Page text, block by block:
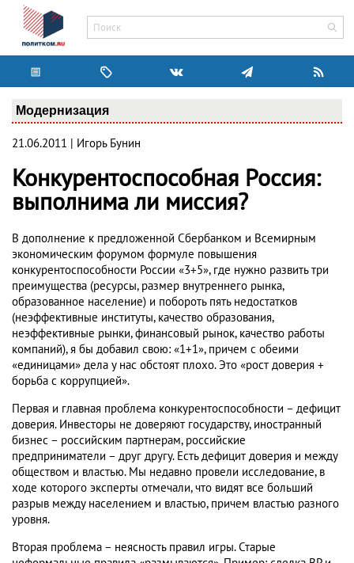
Модернизация
21.06.2011 | Игорь Бунин
Конкурентоспособная Россия:
выполнима ли миссия?
В дополнение к предложенной Сбербанком и Всемирным
экономическим форумом формуле повышения
конкурентоспособности России «3+5», где нужно развить три
преимущества (ресурсы, размер внутреннего рынка,
образованное население) и побороть пять недостатков
(неэффективные институты, качество образования,
неэффективные рынки, финансовый рынок, качество работы
компаний), я бы добавил свою: «1+1», причем с обеими
«единицами» дела у нас обстоят плохо. Это «рост доверия +
борьба с коррупцией».
Первая и главная проблема конкурентоспособности – дефицит
доверия. Инвесторы не доверяют государству, иностранный
бизнес – российским партнерам, российские
предприниматели – друг другу. Есть дефицит доверия и между
обществом и властью. Мы недавно провели исследование, в
ходе которого эксперты отмечали, что видят все больший
разрыв между населением и властью, причем властью разного
уровня.
Вторая проблема – неясность правил игры. Старые